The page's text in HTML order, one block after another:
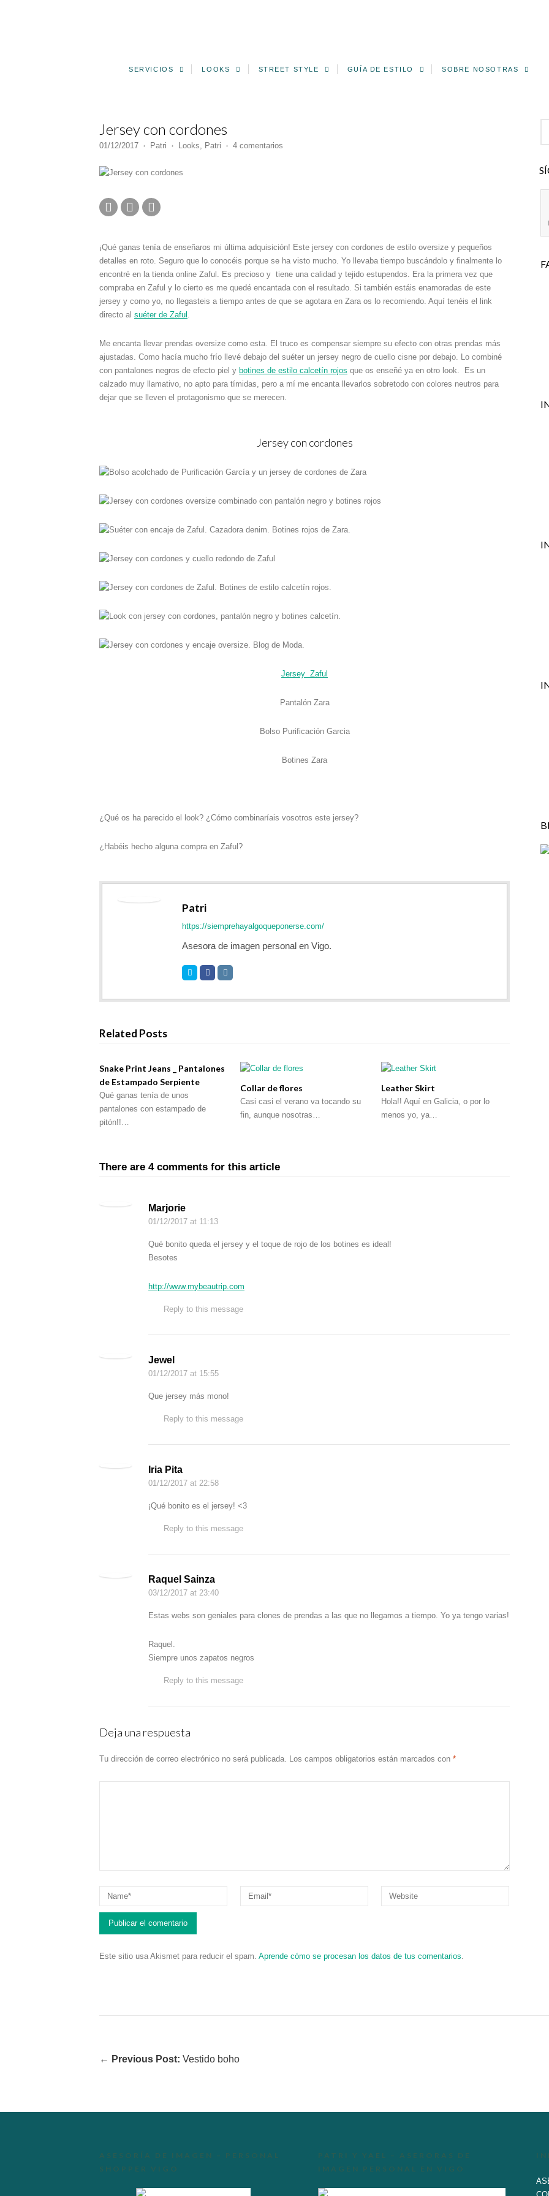
SERVICIOS LOOKS STREET STYLE GUÍA DE ESTILO SOBRE NOSOTRAS
Jersey con cordones
01/12/2017 ♦ Patri ♦ Looks, Patri ♦ 4 comentarios
¡Qué ganas tenía de enseñaros mi última adquisición! Este jersey con cordones de estilo oversize y pequeños
detalles en roto. Seguro que lo conocéis porque se ha visto mucho. Yo llevaba tiempo buscándolo y finalmente lo
encontré en la tienda online Zaful. Es precioso y tiene una calidad y tejido estupendos. Era la primera vez que
compraba en Zaful y lo cierto es me quedé encantada con el resultado. Si también estáis enamoradas de este
jersey y como yo, no llegasteis a tiempo antes de que se agotara en Zara os lo recomiendo. Aquí tenéis el link
directo al suéter de Zaful .
Me encanta llevar prendas oversize como esta. El truco es compensar siempre su efecto con otras prendas más
ajustadas. Como hacía mucho frío llevé debajo del suéter un jersey negro de cuello cisne por debajo. Lo combiné
con pantalones negros de efecto piel y botines de estilo calcetín rojos que os enseñé ya en otro look. Es un
calzado muy llamativo, no apto para tímidas, pero a mí me encanta llevarlos sobretodo con colores neutros para
dejar que se lleven el protagonismo que se merecen.
Jersey con cordones
Jersey Zaful
Pantalón Zara
Bolso Purificación Garcia
Botines Zara
¿Qué os ha parecido el look? ¿Cómo combinaríais vosotros este jersey?
¿Habéis hecho alguna compra en Zaful?
Patri
https://siemprehayalgoqueponerse.com/
Asesora de imagen personal en Vigo.
Related Posts
Snake Print Jeans _ Pantalones
de Estampado Serpiente
Qué ganas tenía de unos
pantalones con estampado de
pitón!!…
Collar de flores
Casi casi el verano va tocando su
fin, aunque nosotras…
Leather Skirt
Hola!! Aquí en Galicia, o por lo
menos yo, ya…
There are 4 comments for this article
Marjorie
01/12/2017 at 11:13
Qué bonito queda el jersey y el toque de rojo de los botines es ideal!
Besotes
http://www.mybeautrip.com
Reply to this message
Jewel
01/12/2017 at 15:55
Que jersey más mono!
Reply to this message
Iria Pita
01/12/2017 at 22:58
¡Qué bonito es el jersey! <3
Reply to this message
Raquel Sainza
03/12/2017 at 23:40
Estas webs son geniales para clones de prendas a las que no llegamos a tiempo. Yo ya tengo varias!
Raquel.
Siempre unos zapatos negros
Reply to this message
Deja una respuesta
Tu dirección de correo electrónico no será publicada. Los campos obligatorios están marcados con *
Este sitio usa Akismet para reducir el spam. Aprende cómo se procesan los datos de tus comentarios.
← Previous Post: Vestido boho
ASESORÍA DE IMAGEN – PERSONAL
SHOPPER VIGO
PATRI Y YAEL – ASERORAS DE
IMAGEN PERSONAL EN VIGO